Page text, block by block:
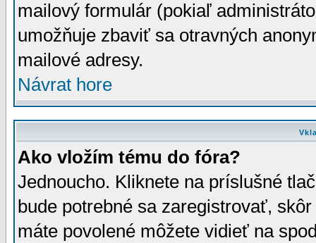
mailový formulár (pokiaľ
umožňuje zbaviť sa otravných
mailové adresy.
Návrat hore
Ako vložím tému do fóra?
Jednoucho. Kliknete na príslušné
bude potrebné sa zaregistrovať,
máte povolené môžete vidieť na